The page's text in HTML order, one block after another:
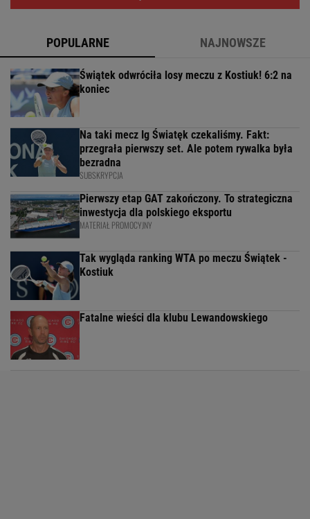
POPULARNE NAJNOWSZE
Świątek odwróciła losy meczu z Kostiuk! 6:2 na
koniec
Na taki mecz Ig Światęk czekaliśmy. Fakt:
przegrała pierwszy set. Ale potem rywalka była
bezradna
SUBSKRYPCJA
Pierwszy etap GAT zakończony. To strategiczna
inwestycja dla polskiego eksportu
MATERIAŁ PROMOCYJNY
Tak wygląda ranking WTA po meczu Świątek -
Kostiuk
Fatalne wieści dla klubu Lewandowskiego